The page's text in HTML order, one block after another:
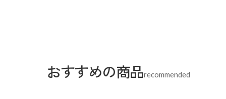
おすすめの商品recommended